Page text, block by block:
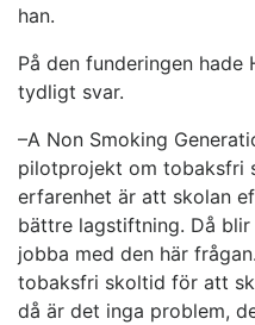
han.
På den funderingen
tydligt svar.
–A Non Smoking
pilotprojekt om tobaksfri
erfarenhet är att skolan
bättre lagstiftning. Då
jobba med den här
tobaksfri skoltid för att
då är det inga problem,